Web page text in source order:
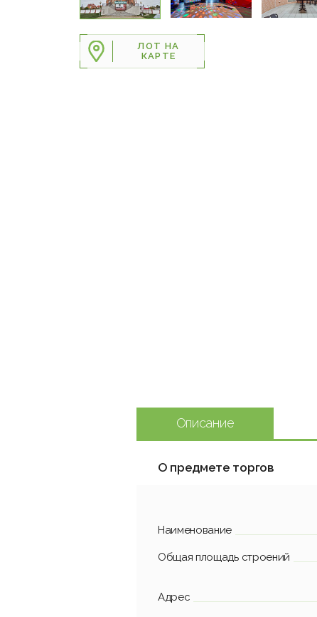
ЛОТ НА
КАРТЕ
Описание
О предмете торгов
Наименование
Общая площадь строений
Адрес